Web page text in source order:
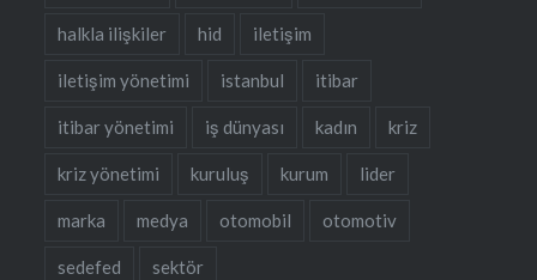
halkla ilişkiler hid iletişim
iletişim yönetimi istanbul itibar
itibar yönetimi iş dünyası kadın kriz
kriz yönetimi kuruluş kurum lider
marka medya otomobil otomotiv
sedefed sektör